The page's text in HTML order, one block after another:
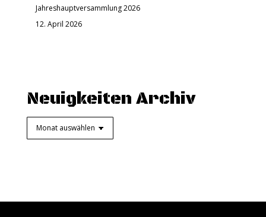
Jahreshauptversammlung 2026
12. April 2026
Neuigkeiten Archiv